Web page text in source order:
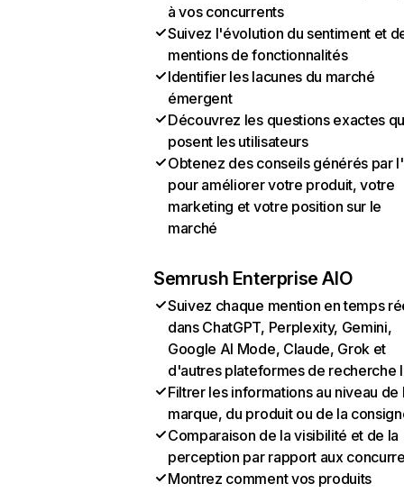
à vos concurrents
Suivez l'évolution du sentiment et
mentions de fonctionnalités
Identifier les lacunes du marché
émergent
Découvrez les questions exactes
posent les utilisateurs
Obtenez des conseils générés par
pour améliorer votre produit, votre
marketing et votre position sur le
marché
Semrush Enterprise AIO
Suivez chaque mention en temps
dans ChatGPT, Perplexity, Gemini,
Google AI Mode, Claude, Grok et
d'autres plateformes de recherche
Filtrer les informations au niveau de
marque, du produit ou de la
Comparaison de la visibilité et de la
perception par rapport aux
Montrez comment vos produits